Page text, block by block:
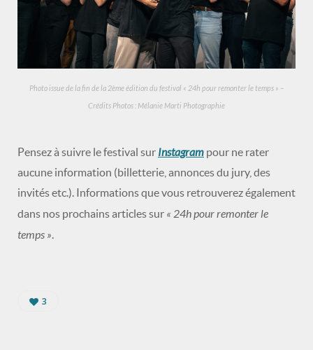
Photo issue de la fin de la 2ème édition du festival « 24h pour remonter le temps » –
Crédits Photos : Mélanie Marti Photographie
Pensez à suivre le festival sur Instagram pour ne rater
aucune information (billetterie, annonces du jury, des
invités etc.). Informations que vous retrouverez également
dans nos prochains articles sur « 24h pour remonter le
temps ».
3